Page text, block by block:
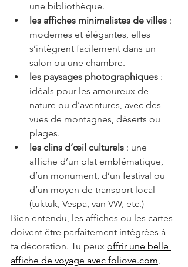
une bibliothèque.
les affiches minimalistes de villes :
modernes et élégantes, elles
s’intègrent facilement dans un
salon ou une chambre.
les paysages photographiques :
idéals pour les amoureux de
nature ou d’aventures, avec des
vues de montagnes, déserts ou
plages.
les clins d’œil culturels : une
affiche d’un plat emblématique,
d’un monument, d’un festival ou
d’un moyen de transport local
(tuktuk, Vespa, van VW, etc.)
Bien entendu, les affiches ou les cartes
doivent être parfaitement intégrées à
ta décoration. Tu peux offrir une belle
affiche de voyage avec foliove.com,